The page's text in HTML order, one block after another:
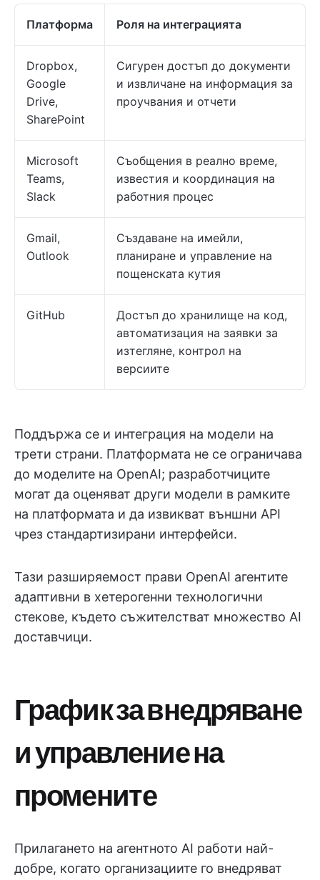
Платформа Роля на интеграцията
Dropbox,
Google
Drive,
SharePoint
Сигурен достъп до документи
и извличане на информация за
проучвания и отчети
Microsoft
Teams,
Slack
Съобщения в реално време,
известия и координация на
работния процес
Gmail,
Outlook
Създаване на имейли,
планиране и управление на
пощенската кутия
GitHub
Достъп до хранилище на код,
автоматизация на заявки за
изтегляне, контрол на
версиите
Поддържа се и интеграция на модели на
трети страни. Платформата не се ограничава
до моделите на OpenAI; разработчиците
могат да оценяват други модели в рамките
на платформата и да извикват външни API
чрез стандартизирани интерфейси.
Тази разширяемост прави OpenAI агентите
адаптивни в хетерогенни технологични
стекове, където съжителстват множество AI
доставчици.
График за внедряване
и управление на
промените
Прилагането на агентното AI работи най-
добре, когато организациите го внедряват